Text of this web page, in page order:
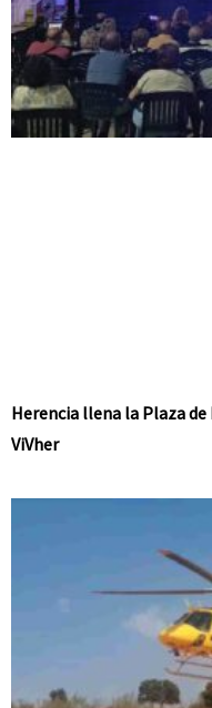
Herencia llena la Plaza
ViVher